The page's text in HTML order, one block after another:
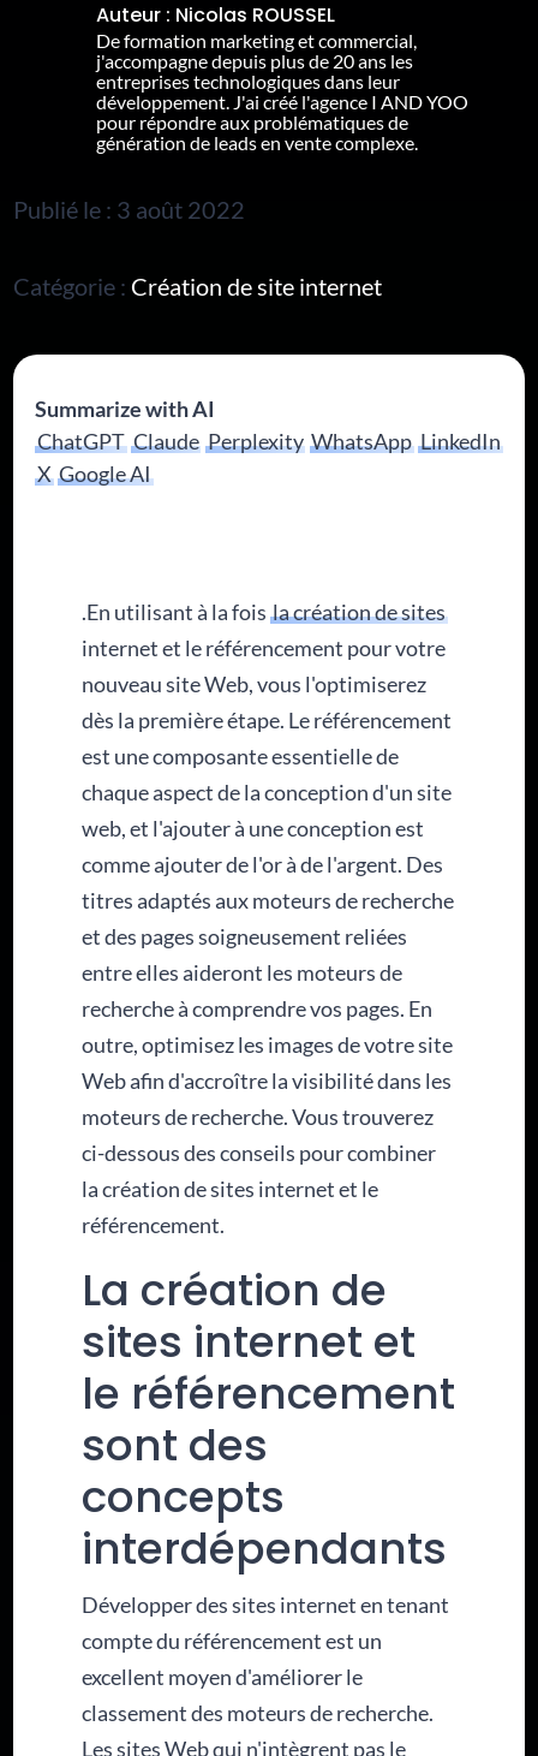
Auteur : Nicolas ROUSSEL
De formation marketing et commercial,
j'accompagne depuis plus de 20 ans les
entreprises technologiques dans leur
développement. J'ai créé l'agence I AND YOO
pour répondre aux problématiques de
génération de leads en vente complexe.
Publié le : 3 août 2022
Catégorie : Création de site internet
Summarize with AI
ChatGPT Claude Perplexity WhatsApp LinkedIn
X Google AI
.En utilisant à la foisla création de sites
internet et le référencement pour votre
nouveau site Web, vous l'optimiserez
dès la première étape. Le référencement
est une composante essentielle de
chaque aspect de la conception d'un site
web, et l'ajouter à une conception est
comme ajouter de l'or à de l'argent. Des
titres adaptés aux moteurs de recherche
et des pages soigneusement reliées
entre elles aideront les moteurs de
recherche à comprendre vos pages. En
outre, optimisez les images de votre site
Web afin d'accroître la visibilité dans les
moteurs de recherche. Vous trouverez
ci-dessous des conseils pour combiner
la création de sites internet et le
référencement.
La création de
sites internet et
le référencement
sont des
concepts
interdépendants
Développer des sites internet en tenant
compte du référencement est un
excellent moyen d'améliorer le
classement des moteurs de recherche.
Les sites Web qui n'intègrent pas le